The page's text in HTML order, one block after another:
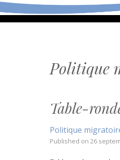
Politique
Table-
Politique
Published on 26